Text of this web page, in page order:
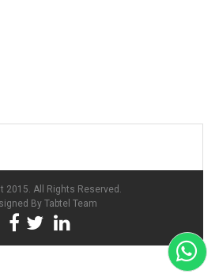
2015. All Rights Reserved.
By Tabtel Team